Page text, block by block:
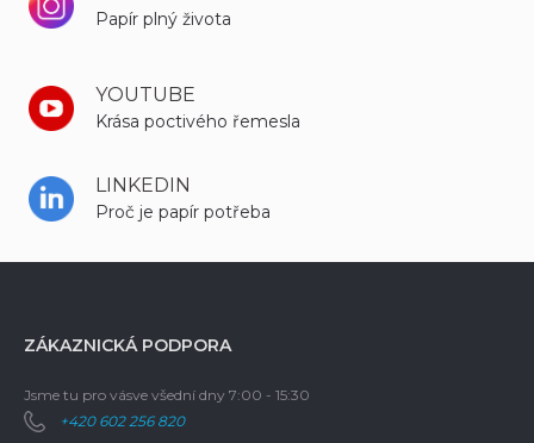
Papír plný života
YOUTUBE
Krása poctivého řemesla
LINKEDIN
Proč je papír potřeba
ZÁKAZNICKÁ PODPORA
Jsme tu pro vásve všední dny 7:00 - 15:30
+420 602 256 820